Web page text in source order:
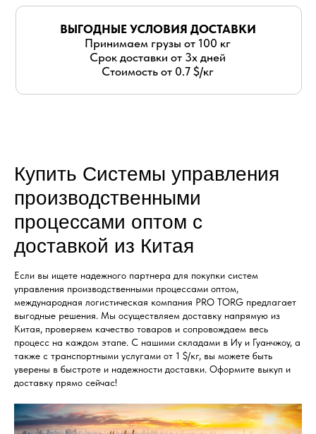
Купить Системы управления
производственными
процессами оптом с
доставкой из Китая
Если вы ищете надежного партнера для покупки систем
управления производственными процессами оптом,
международная логистическая компания PRO TORG предлагает
выгодные решения. Мы осуществляем доставку напрямую из
Китая, проверяем качество товаров и сопровождаем весь
процесс на каждом этапе. С нашими складами в Иу и Гуанчжоу, а
также с транспортными услугами от 1 $/кг, вы можете быть
уверены в быстроте и надежности доставки. Оформите выкуп и
доставку прямо сейчас!